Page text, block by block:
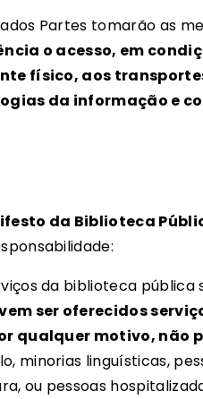
Partes tomarão as
o acesso, em
físico, aos
da informação e
da Biblioteca
da biblioteca
ser oferecidos
qualquer motivo, não
minorias linguísticas,
ou pessoas